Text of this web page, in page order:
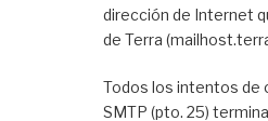
dirección de Internet
de Terra
Todos los intentos de
SMTP (pto. 25)